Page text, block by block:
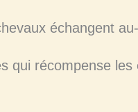
échangent
qui récompense